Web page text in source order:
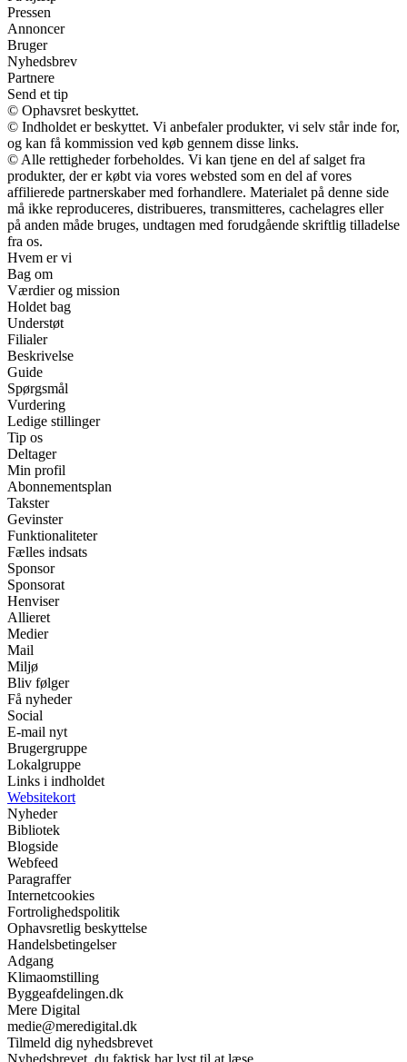
Pressen
Annoncer
Bruger
Nyhedsbrev
Partnere
Send et tip
© Ophavsret beskyttet.
© Indholdet er beskyttet. Vi anbefaler produkter, vi selv står inde for,
og kan få kommission ved køb gennem disse links.
© Alle rettigheder forbeholdes. Vi kan tjene en del af salget fra
produkter, der er købt via vores websted som en del af vores
affilierede partnerskaber med forhandlere. Materialet på denne side
må ikke reproduceres, distribueres, transmitteres, cachelagres eller
på anden måde bruges, undtagen med forudgående skriftlig tilladelse
fra os.
Hvem er vi
Bag om
Værdier og mission
Holdet bag
Understøt
Filialer
Beskrivelse
Guide
Spørgsmål
Vurdering
Ledige stillinger
Tip os
Deltager
Min profil
Abonnementsplan
Takster
Gevinster
Funktionaliteter
Fælles indsats
Sponsor
Sponsorat
Henviser
Allieret
Medier
Mail
Miljø
Bliv følger
Få nyheder
Social
E-mail nyt
Brugergruppe
Lokalgruppe
Links i indholdet
Websitekort
Nyheder
Bibliotek
Blogside
Webfeed
Paragraffer
Internetcookies
Fortrolighedspolitik
Ophavsretlig beskyttelse
Handelsbetingelser
Adgang
Klimaomstilling
Byggeafdelingen.dk
Mere Digital
medie@meredigital.dk
Tilmeld dig nyhedsbrevet
Nyhedsbrevet, du faktisk har lyst til at læse.